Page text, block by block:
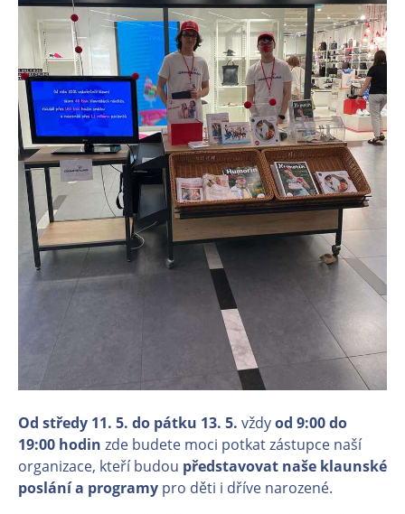
Od středy 11. 5. do pátku 13. 5. vždyod 9:00 do
19:00 hodin zde budete moci potkat zástupce naší
organizace, kteří budou představovat naše klaunské
poslání a programy pro děti i dříve narozené.